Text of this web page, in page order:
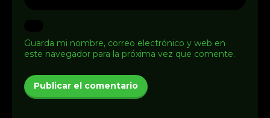
Guarda mi nombre, correo electrónico y web en
este navegador para la próxima vez que comente.